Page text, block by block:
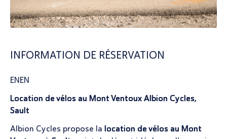
INFORMATION DE RÉSERVATION
ENEN
Location de vélos au Mont Ventoux Albion Cycles,
Sault
Albion Cycles propose la location de vélos au Mont